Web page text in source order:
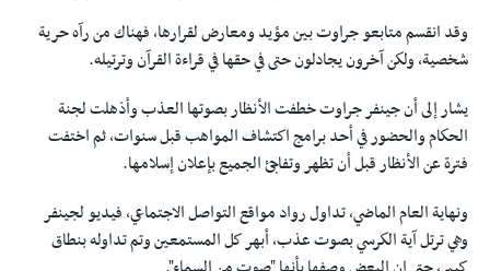
وقد انقسم متابعو جراوت بين مؤيد ومعارض لقرارها، فهناك من رآه حرية
شخصية، ولكن آخرون يجادلون حتى في حقها في قراءة القرآن وترتيله.
يشار إلى أن جينفر جراوت خطفت الأنظار بصوتها العذب وأذهلت لجنة
الحكام والحضور في أحد برامج اكتشاف المواهب قبل سنوات، ثم اختفت
فترة عن الأنظار قبل أن تظهر وتفاجئ الجميع بإعلان إسلامها.
ونهاية العام الماضي، تداول رواد مواقع التواصل الاجتماعي، فيديو لجينفر
وهي ترتل آية الكرسي بصوت عذب، أبهر كل المستمعين وتم تداوله بنطاق